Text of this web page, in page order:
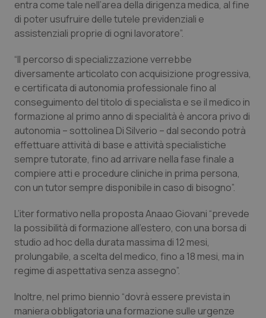
entra come tale nell’area della dirigenza medica, al fine
di poter usufruire delle tutele previdenziali e
assistenziali proprie di ogni lavoratore”.
“Il percorso di specializzazione verrebbe
diversamente articolato con acquisizione progressiva,
e certificata di autonomia professionale fino al
conseguimento del titolo di specialista e se il medico in
formazione al primo anno di specialità è ancora privo di
autonomia – sottolinea Di Silverio – dal secondo potrà
effettuare attività di base e attività specialistiche
sempre tutorate, fino ad arrivare nella fase finale a
compiere atti e procedure cliniche in prima persona,
con un tutor sempre disponibile in caso di bisogno”.
L’iter formativo nella proposta Anaao Giovani “prevede
la possibilità di formazione all’estero, con una borsa di
studio ad hoc della durata massima di 12 mesi,
prolungabile, a scelta del medico, fino a 18 mesi, ma in
regime di aspettativa senza assegno”.
Inoltre, nel primo biennio “dovrà essere prevista in
maniera obbligatoria una formazione sulle urgenze
Necessari Statistici Marketing
I cookie necessari contribuiscono a rendere fruibile il
sito web abilitandone funzionalità di base quali la
protette del sito. Il sito web non è in grado di
funzionare correttamente senza questi cookie.
Nome
Fornitore/Dominio
VISITOR_PRIVACY_METADATA
YouTube
.youtube.com
5
CookieScriptConsent
CookieScript
www.quotidianosanita.it